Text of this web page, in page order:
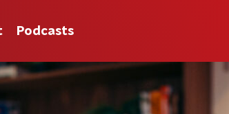
Podcasts